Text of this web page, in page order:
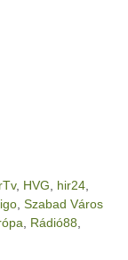
, HVG hir24
Szabad Város
Rádió88